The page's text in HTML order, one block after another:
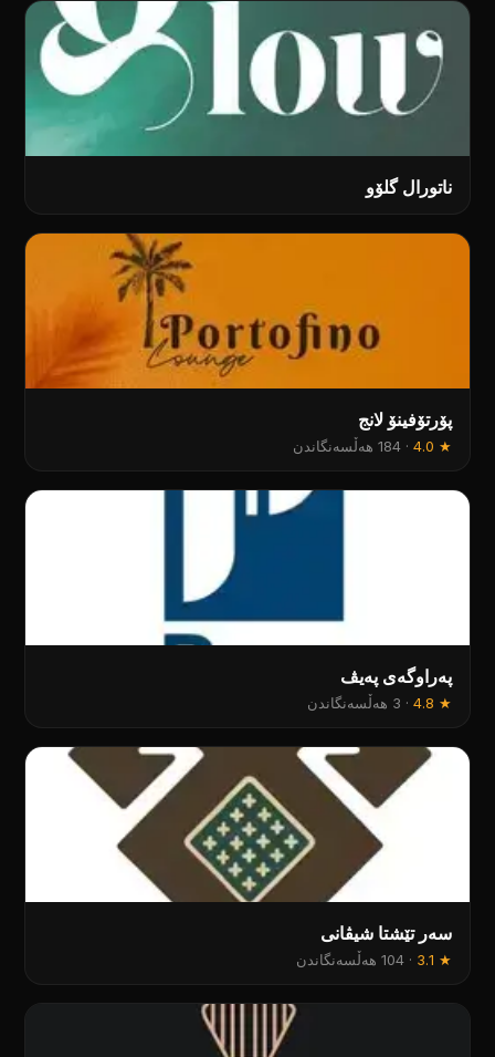
ناتورال گلۆو
پۆرتۆفینۆ لانج
★
4.0
·184 هەڵسەنگاندن
پەراوگەی پەیڤ
★
4.8
· 3 هەڵسەنگاندن
سەر تێشتا شیڤانی
★
3.1
·104 هەڵسەنگاندن